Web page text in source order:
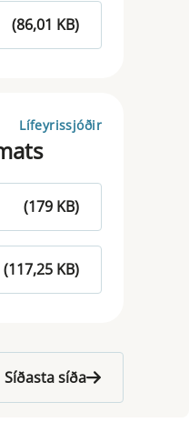
(86,01 KB)
Lífeyrissjóðir
(179 KB)
(117,25 KB)
Síðasta síða